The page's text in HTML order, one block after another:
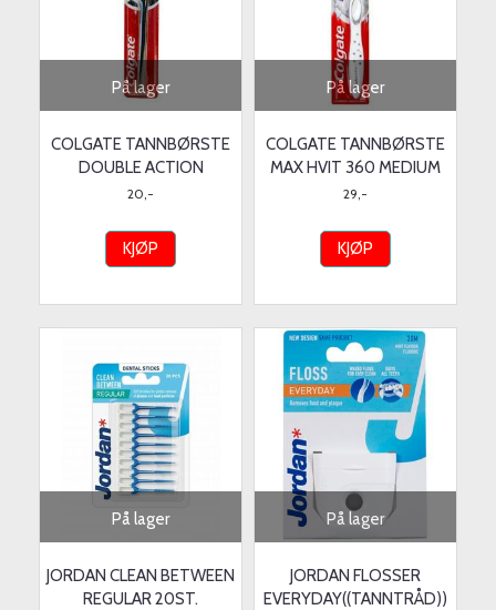
På lager
COLGATE TANNBØRSTE
DOUBLE ACTION
20,-
KJØP
På lager
COLGATE TANNBØRSTE
MAX HVIT 360 MEDIUM
29,-
KJØP
På lager
JORDAN CLEAN BETWEEN
REGULAR 20ST.
På lager
JORDAN FLOSSER
EVERYDAY((TANNTRÅD))